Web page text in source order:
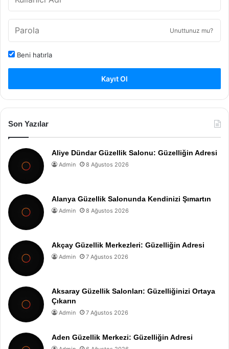
Unuttunuz mu?
Beni hatırla
Kayıt Ol
Son Yazılar
Aliye Dündar Güzellik Salonu: Güzelliğin Adresi
Admin 8 Ağustos 2026
Alanya Güzellik Salonunda Kendinizi Şımartın
Admin 8 Ağustos 2026
Akçay Güzellik Merkezleri: Güzelliğin Adresi
Admin 7 Ağustos 2026
Aksaray Güzellik Salonları: Güzelliğinizi Ortaya
Çıkarın
Admin 7 Ağustos 2026
Aden Güzellik Merkezi: Güzelliğin Adresi